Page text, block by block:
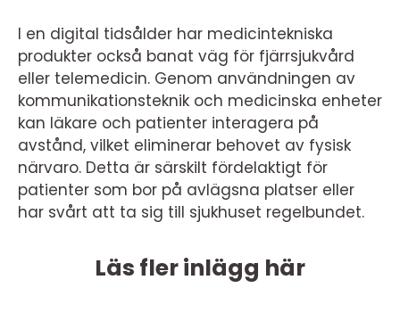
I en digital tidsålder har medicintekniska
produkter också banat väg för fjärrsjukvård
eller telemedicin. Genom användningen av
kommunikationsteknik och medicinska enheter
kan läkare och patienter interagera på
avstånd, vilket eliminerar behovet av fysisk
närvaro. Detta är särskilt fördelaktigt för
patienter som bor på avlägsna platser eller
har svårt att ta sig till sjukhuset regelbundet.
Läs fler inlägg här